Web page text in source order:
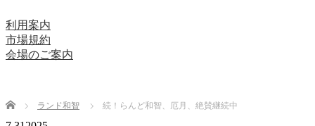
利用案内
市場規約
会場のご案内
Home ランド和智 続！らんど和智、厄月、絶賛継続中